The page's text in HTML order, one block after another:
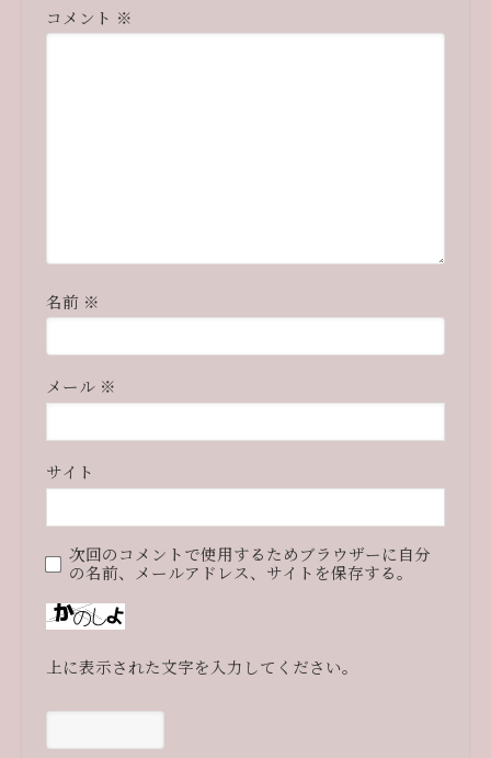
コメント ※
名前 ※
メール ※
サイト
次回のコメントで使用するためブラウザーに自分
の名前、メールアドレス、サイトを保存する。
上に表示された文字を入力してください。